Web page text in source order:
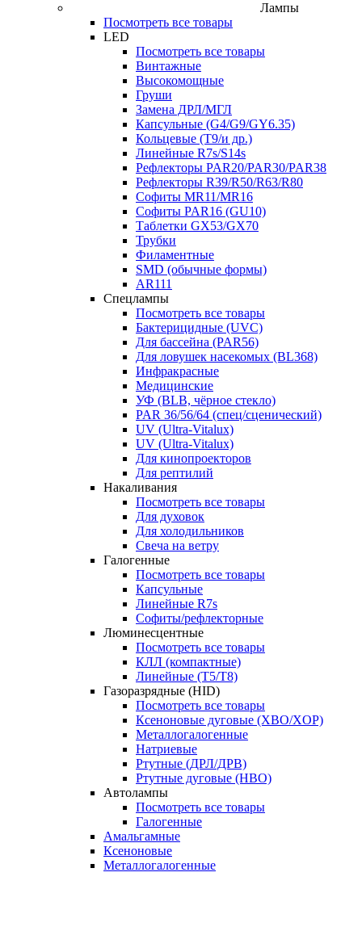
Лампы
Посмотреть все товары
LED
Посмотреть все товары
Винтажные
Высокомощные
Груши
Замена ДРЛ/МГЛ
Капсульные (G4/G9/GY6.35)
Кольцевые (T9/и др.)
Линейные R7s/S14s
Рефлекторы PAR20/PAR30/PAR38
Рефлекторы R39/R50/R63/R80
Софиты MR11/MR16
Софиты PAR16 (GU10)
Таблетки GX53/GX70
Трубки
Филаментные
SMD (обычные формы)
AR111
Спецлампы
Посмотреть все товары
Бактерицидные (UVC)
Для бассейна (PAR56)
Для ловушек насекомых (BL368)
Инфракрасные
Медицинские
УФ (BLB, чёрное стекло)
PAR 36/56/64 (спец/сценический)
UV (Ultra‑Vitalux)
UV (Ultra-Vitalux)
Для кинопроекторов
Для рептилий
Накаливания
Посмотреть все товары
Для духовок
Для холодильников
Свеча на ветру
Галогенные
Посмотреть все товары
Капсульные
Линейные R7s
Софиты/рефлекторные
Люминесцентные
Посмотреть все товары
КЛЛ (компактные)
Линейные (T5/T8)
Газоразрядные (HID)
Посмотреть все товары
Ксеноновые дуговые (XBO/XOP)
Металлогалогенные
Натриевые
Ртутные (ДРЛ/ДРВ)
Ртутные дуговые (HBO)
Автолампы
Посмотреть все товары
Галогенные
Амальгамные
Ксеноновые
Металлогалогенные